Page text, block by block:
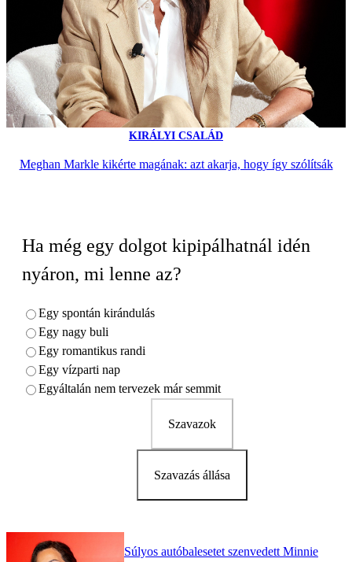
KIRÁLYI CSALÁD
Meghan Markle kikérte magának: azt akarja, hogy így szólítsák
Ha még egy dolgot kipipálhatnál idén
nyáron, mi lenne az?
Egy spontán kirándulás
Egy nagy buli
Egy romantikus randi
Egy vízparti nap
Egyáltalán nem tervezek már semmit
Szavazok
Szavazás állása
Súlyos autóbalesetet szenvedett Minnie